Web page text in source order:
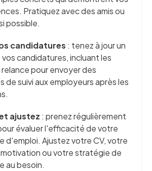
Pratiquez avec des amis ou
possible.
candidatures : tenez à jour un
candidatures, incluant les
pour envoyer des
de suivi aux employeurs après les
ajustez : prenez régulièrement
évaluer l'efficacité de votre
d'emploi. Ajustez votre CV, votre
ou votre stratégie de
au besoin.